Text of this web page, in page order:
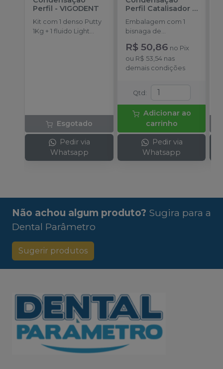
Perfil -VIGODENT
Kit com 1 denso Putty
1Kg + 1 fluido Light
Esgotado
Pedir via
Whatsapp
Perfil Catalisador-
VIGODENT
Embalagem com 1
bisnaga de
catalisador com 50g.
R$ 50,86 no Pix
ou R$ 53,54nas
demais condições
Qtd :
Adicionar ao
carrinho
Pedir via
Whatsapp
Não achou algum produto? Sugira para a
Dental Parâmetro
Sugerir produtos